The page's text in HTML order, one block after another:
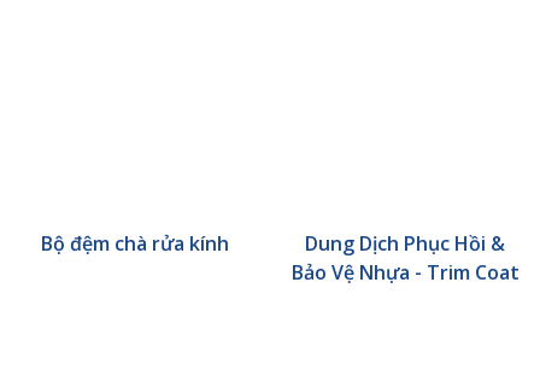
Bộ đệm chà rửa kính
Dung Dịch Phục Hồi &
Bảo Vệ Nhựa - Trim Coat